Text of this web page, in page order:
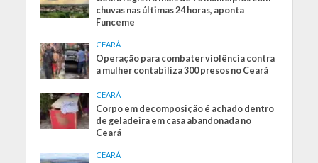
chuvas nas últimas 24 horas, aponta
Funceme
CEARÁ
Operação para combater violência contra
a mulher contabiliza 300 presos no Ceará
CEARÁ
Corpo em decomposição é achado dentro
de geladeira em casa abandonada no
Ceará
CEARÁ